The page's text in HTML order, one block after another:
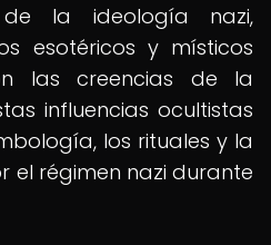
la ideología nazi,
esotéricos y místicos
las creencias de la
influencias ocultistas
los rituales y la
el régimen nazi durante